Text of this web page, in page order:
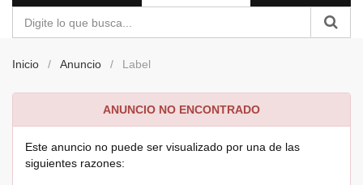
Inicio Anuncio Label
ANUNCIO NO ENCONTRADO
Este anuncio no puede ser visualizado por una de las
siguientes razones: